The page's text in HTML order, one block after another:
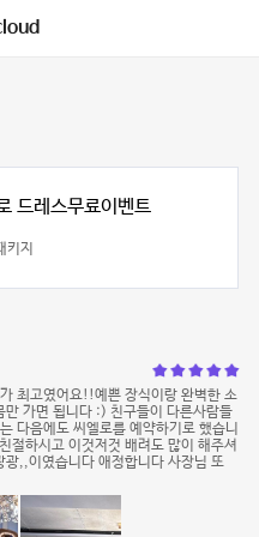
드레스무료이벤트
키지
최고였어요!!예쁜 장식이랑 완벽한 소
만 가면 됩니다 :) 친구들이 다른사람들
다음에도 씨엘로를 예약하기로 했습니
절하시고 이것저것 배려도 많이 해주셔
광,,이였습니다 애정합니다 사장님 또